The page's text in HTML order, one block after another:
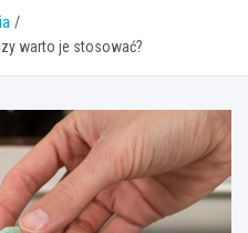
warto je stosować?